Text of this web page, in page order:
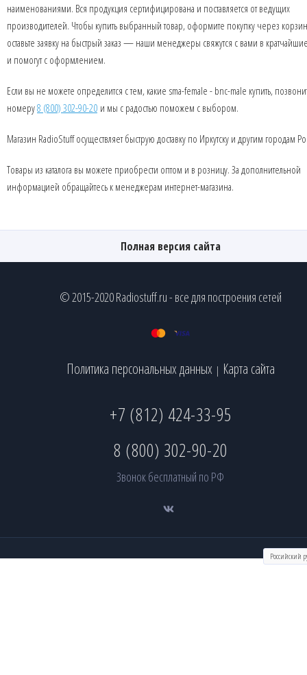
наименованиями. Вся продукция сертифицирована и поставляется от ведущих
производителей. Чтобы купить выбранный товар, оформите покупку через
оставьте заявку на быстрый заказ — наши менеджеры свяжутся с вами в
и помогут с оформлением.
Если вы не можете определится с тем, какие sma-female - bnc-male купить,
номеру8 (800) 302-90-20 и мы с радостью поможем с выбором.
Магазин RadioStuff осуществляет быструю доставку по Иркутску и другим городам
Товары из каталога вы можете приобрести оптом и в розницу. За дополнительной
информацией обращайтесь к менеджерам интернет-магазина.
Полная версия сайта
© 2015-2020 Radiostuff.ru - все для построения сетей
Политика персональных данных | Карта сайта
+7 (812) 424-33-95
8 (800) 302-90-20
Звонок бесплатный по РФ